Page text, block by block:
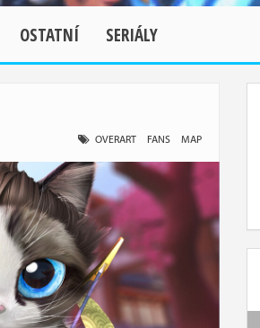
OSTATNÍ SERIÁLY
OVERART FANS MAP